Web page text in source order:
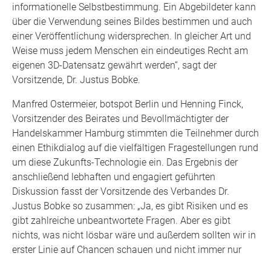
informationelle Selbstbestimmung. Ein Abgebildeter kann
über die Verwendung seines Bildes bestimmen und auch
einer Veröffentlichung widersprechen. In gleicher Art und
Weise muss jedem Menschen ein eindeutiges Recht am
eigenen 3D-Datensatz gewährt werden“, sagt der
Vorsitzende, Dr. Justus Bobke.
Manfred Ostermeier, botspot Berlin und Henning Finck,
Vorsitzender des Beirates und Bevollmächtigter der
Handelskammer Hamburg stimmten die Teilnehmer durch
einen Ethikdialog auf die vielfältigen Fragestellungen rund
um diese Zukunfts-Technologie ein. Das Ergebnis der
anschließend lebhaften und engagiert geführten
Diskussion fasst der Vorsitzende des Verbandes Dr.
Justus Bobke so zusammen: „Ja, es gibt Risiken und es
gibt zahlreiche unbeantwortete Fragen. Aber es gibt
nichts, was nicht lösbar wäre und außerdem sollten wir in
erster Linie auf Chancen schauen und nicht immer nur